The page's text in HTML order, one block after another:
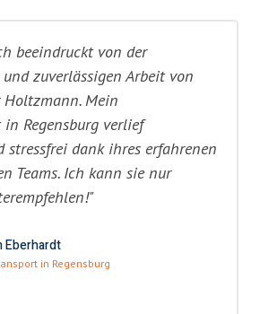
beeindruckt von der
zuverlässigen Arbeit von
Holtzmann. Mein
Regensburg verlief
stressfrei dank ihres erfahrenen
Teams. Ich kann sie nur
Eberhardt
in Regensburg